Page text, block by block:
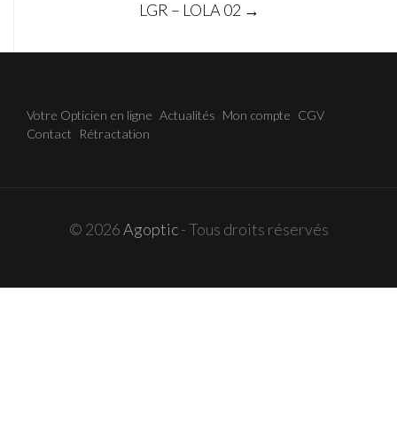
LGR – LOLA 02 →
Votre Opticien en ligne Actualités Mon compte CGV
Contact
Rétractation
© 2026Agoptic- Tous droits réservés